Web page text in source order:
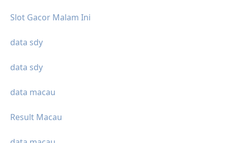
Slot Gacor Malam Ini
data sdy
data sdy
data macau
Result Macau